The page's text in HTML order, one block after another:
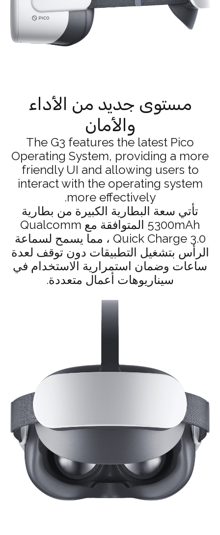
مستوى جديد من الأداء
والأمان
The G3 features the latest Pico
Operating System, providing a more
friendly UI and allowing users to
interact with the operating system
more effectively.
تأتي سعة البطارية الكبيرة من بطارية
5300mAh المتوافقة مع Qualcomm
Quick Charge 3.0 ، مما يسمح لسماعة
الرأس بتشغيل التطبيقات دون توقف لعدة
ساعات وضمان استمرارية الاستخدام في
سيناريوهات أعمال متعددة.